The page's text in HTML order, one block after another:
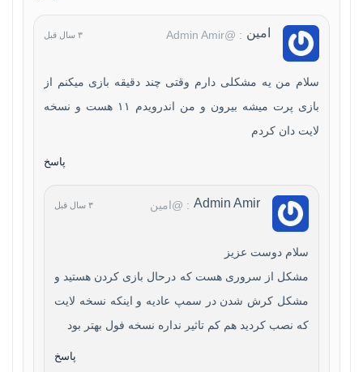
امین : @Admin Amir ۳ سال قبل
سلام من یه مشکلی دارم وقتی چند دقیقه بازی میکنم از
بازی پرت میشه بیرون و من اندرویدم ۱۱ هست و نسخه
لایت دان کردم
پاسخ
Admin Amir : @امین ۳ سال قبل
سلام دوست عزیز
مشکل از سروری هست که درحال بازی کردن هستید و
مشکل کرش شدن در سمپ عادیه و اینکه نسخه لایت
که نصب کردید هم کم تاثیر نداره نسخه فول بهتر بود
پاسخ